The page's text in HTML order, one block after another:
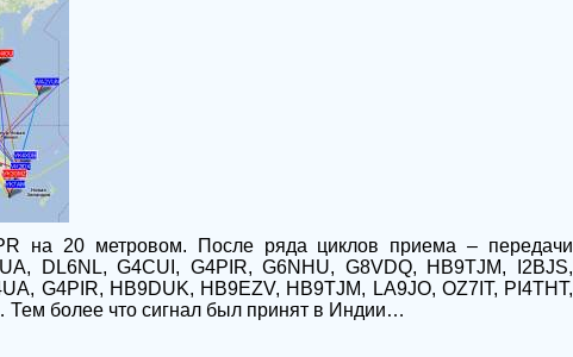
на 20 метровом. После ряда циклов приема – передачи
DL6NL, G4CUI, G4PIR, G6NHU, G8VDQ, HB9TJM, I2BJS,
G4PIR, HB9DUK, HB9EZV, HB9TJM, LA9JO, OZ7IT, PI4THT,
Тем более что сигнал был принят в Индии…